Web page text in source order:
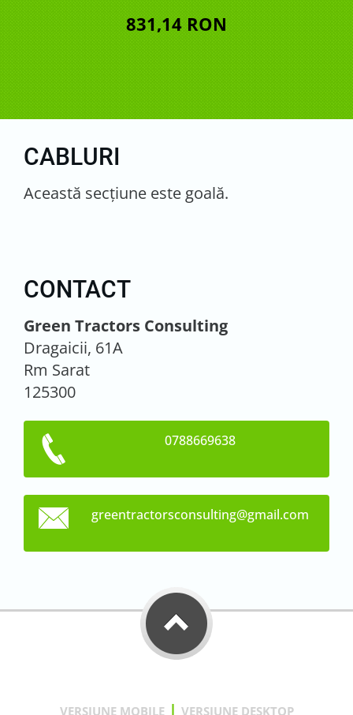
831,14 RON
CABLURI
Această secţiune este goală.
CONTACT
Green Tractors Consulting
Dragaicii, 61A
Rm Sarat
125300
0788669638
greentractorsconsulting@gmail.com
VERSIUNE MOBILE | VERSIUNE DESKTOP